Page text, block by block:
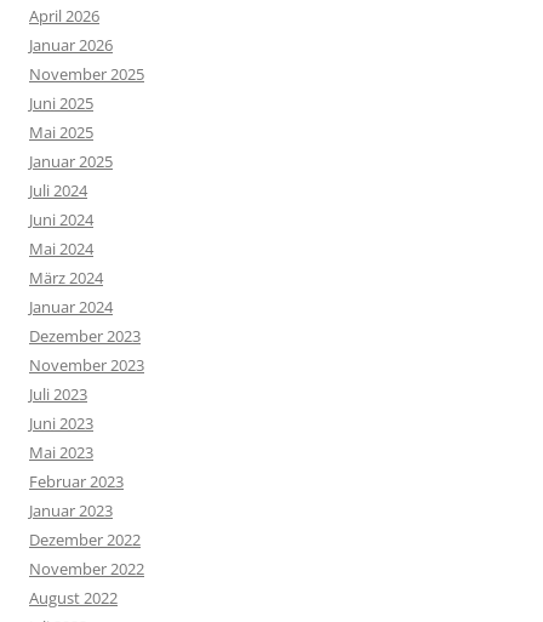
April 2026
Januar 2026
November 2025
Juni 2025
Mai 2025
Januar 2025
Juli 2024
Juni 2024
Mai 2024
März 2024
Januar 2024
Dezember 2023
November 2023
Juli 2023
Juni 2023
Mai 2023
Februar 2023
Januar 2023
Dezember 2022
November 2022
August 2022